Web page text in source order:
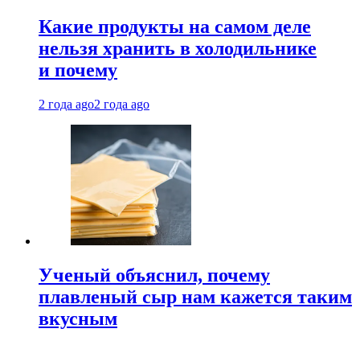
Какие продукты на самом деле
нельзя хранить в холодильнике
и почему
2 года ago2 года ago
Ученый объяснил, почему
плавленый сыр нам кажется таким
вкусным